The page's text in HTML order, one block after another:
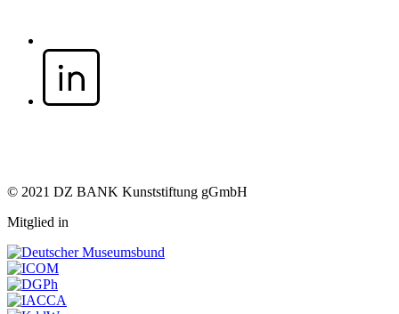
© 2021 DZ BANK Kunststiftung gGmbH
Mitglied in